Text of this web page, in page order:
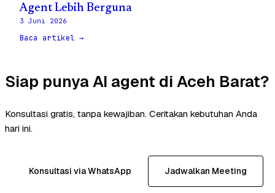
Agent Lebih Berguna
3 Juni 2026
Baca artikel →
Siap punya AI agent di Aceh Barat?
Konsultasi gratis, tanpa kewajiban. Ceritakan kebutuhan Anda
hari ini.
Konsultasi via WhatsApp Jadwalkan Meeting